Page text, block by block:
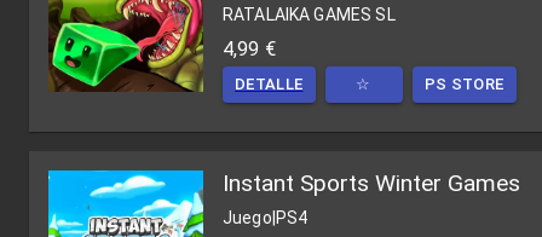
RATALAIKA GAMES SL
4,99 €
DETALLE ☆ PS STORE
Instant Sports Winter Games
Juego|PS4